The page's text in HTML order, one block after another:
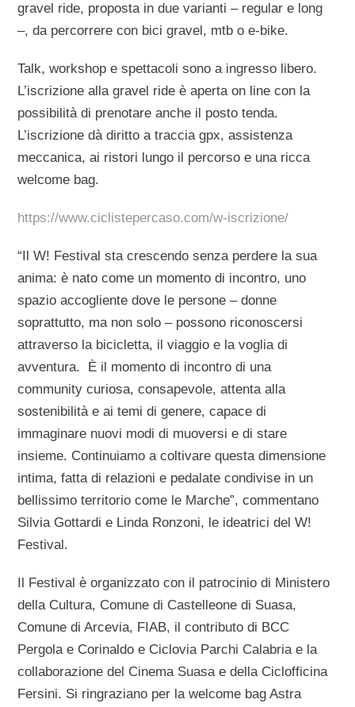
gravel ride, proposta in due varianti – regular e long
–, da percorrere con bici gravel, mtb o e-bike.
Talk, workshop e spettacoli sono a ingresso libero.
L’iscrizione alla gravel ride è aperta on line con la
possibilità di prenotare anche il posto tenda.
L’iscrizione dà diritto a traccia gpx, assistenza
meccanica, ai ristori lungo il percorso e una ricca
welcome bag.
https://www.ciclistepercaso.com/w-iscrizione/
“Il W! Festival sta crescendo senza perdere la sua
anima: è nato come un momento di incontro, uno
spazio accogliente dove le persone – donne
soprattutto, ma non solo – possono riconoscersi
attraverso la bicicletta, il viaggio e la voglia di
avventura. È il momento di incontro di una
community curiosa, consapevole, attenta alla
sostenibilità e ai temi di genere, capace di
immaginare nuovi modi di muoversi e di stare
insieme. Continuiamo a coltivare questa dimensione
intima, fatta di relazioni e pedalate condivise in un
bellissimo territorio come le Marche”, commentano
Silvia Gottardi e Linda Ronzoni, le ideatrici del W!
Festival.
Il Festival è organizzato con il patrocinio di Ministero
della Cultura, Comune di Castelleone di Suasa,
Comune di Arcevia, FIAB, il contributo di BCC
Pergola e Corinaldo e Ciclovia Parchi Calabria e la
collaborazione del Cinema Suasa e della Ciclofficina
Fersini. Si ringraziano per la welcome bag Astra